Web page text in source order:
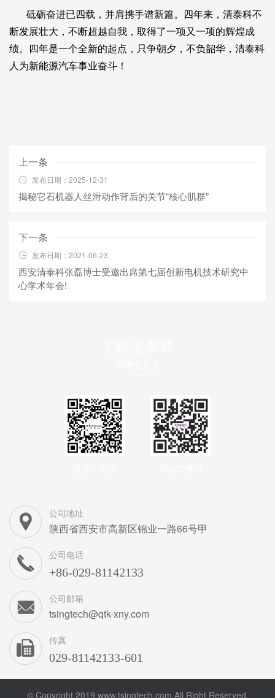
砥砺奋进已四载，并肩携手谱新篇。四年来，清泰科不
断发展壮大，不断超越自我，取得了一项又一项的辉煌成
绩。四年是一个全新的起点，只争朝夕，不负韶华，清泰科
人为新能源汽车事业奋斗！
上一条
发布日期：2025-12-31
揭秘它石机器人丝滑动作背后的关节“核心肌群”
下一条
发布日期：2021-06-23
西安清泰科张磊博士受邀出席第七届创新电机技术研究中
心学术年会!
公司地址
陕西省西安市高新区锦业一路66号甲
公司电话
+86-029-81142133
公司邮箱
tsingtech@qtk-xny.com
传真
029-81142133-601
© Copyright 2019 www.tsingtech.com All Right Reserved.